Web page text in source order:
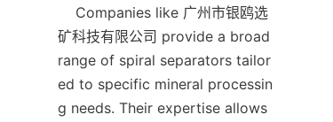
矿科技有限公司 provide a broad
range of spiral separators tailor
ed to specific mineral processin
g needs. Their expertise allows